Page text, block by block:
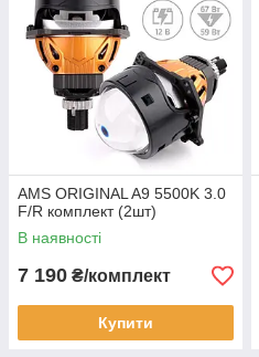
AMS ORIGINAL A9 5500K 3.0
F/R комплект (2шт)
В наявності
7 190 ₴/комплект
Купити